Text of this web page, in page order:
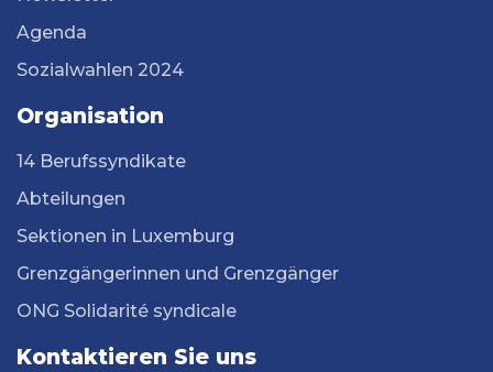
Agenda
Sozialwahlen 2024
Organisation
14 Berufssyndikate
Abteilungen
Sektionen in Luxemburg
Grenzgängerinnen und Grenzgänger
ONG Solidarité syndicale
Kontaktieren Sie uns